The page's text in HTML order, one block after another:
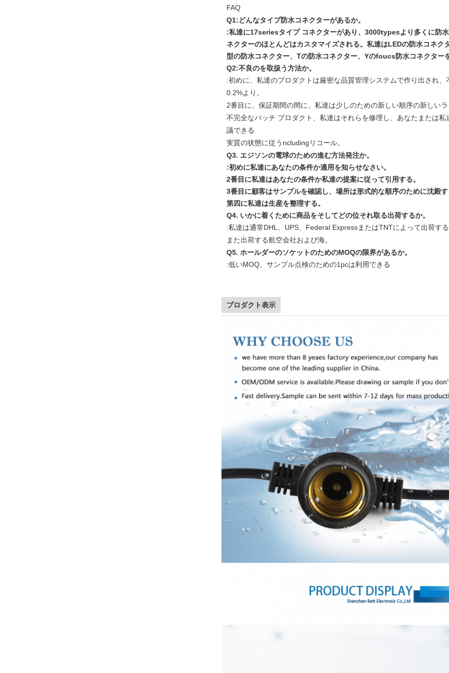
FAQ
Q1:どんなタイプ防水コネクターがあるか。
:私達に17seriesタイプ コネクターがあり、3000typesより多くに防
ネクターのほとんどはカスタマイズされる。私達はLEDの防水コネク
型の防水コネクター、Tの防水コネクター、Yのfoucs防水コネクター
Q2:不良のを取扱う方法か。
:初めに、私達のプロダクトは厳密な品質管理システムで作り出され
0.2%より。
2番目に、保証期間の間に、私達は少しのための新しい順序の新しい
不完全なバッチ プロダクト、私達はそれらを修理し、あなたまたは
議できる
実質の状態に従うncludingリコール。
Q3. エジソンの電球のための進む方法発注か。
:初めに私達にあなたの条件か適用を知らせなさい。
2番目に私達はあなたの条件か私達の提案に従って引用する。
3番目に顧客はサンプルを確認し、場所は形式的な順序のために沈殿
第四に私達は生産を整理する。
Q4. いかに着くために商品をそしてどの位それ取る出荷するか。
:私達は通常DHL、UPS、Federal ExpressまたはTNTによって出荷す
また出荷する航空会社および海。
Q5. ホールダーのソケットのためのMOQの限界があるか。
:低いMOQ、サンプル点検のための1pcは利用できる
プロダクト表示